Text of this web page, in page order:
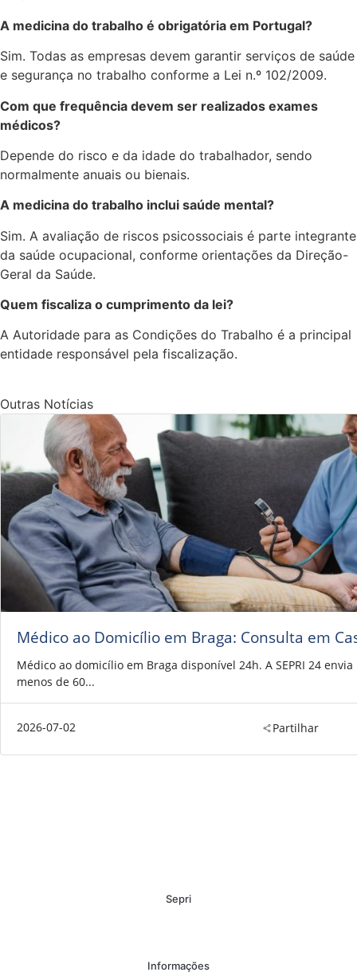
A medicina do trabalho é obrigatória em Portugal?
Sim. Todas as empresas devem garantir serviços de saúde
e segurança no trabalho conforme a Lei n.º 102/2009.
Com que frequência devem ser realizados exames
médicos?
Depende do risco e da idade do trabalhador, sendo
normalmente anuais ou bienais.
A medicina do trabalho inclui saúde mental?
Sim. A avaliação de riscos psicossociais é parte integrante
da saúde ocupacional, conforme orientações da Direção-
Geral da Saúde.
Quem fiscaliza o cumprimento da lei?
A Autoridade para as Condições do Trabalho é a principal
entidade responsável pela fiscalização.
Outras Notícias
Médico ao Domicílio em Braga: Consulta em
Médico ao domicílio em Braga disponível 24h. A SEPRI 24
menos de 60...
2026-07-02 Partilhar
Sepri
Informações